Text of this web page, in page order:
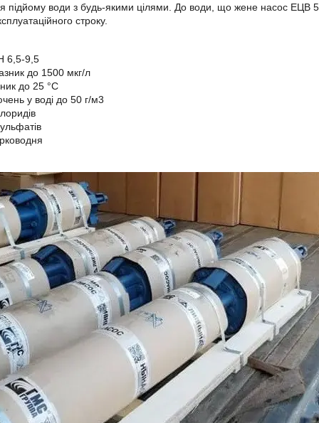
підйому води з будь-якими цілями. До води, що жене насос ЕЦВ
строку.
6,5-9,5
до 1500 мкг/л
до 25 °C
у воді до 50 г/м3